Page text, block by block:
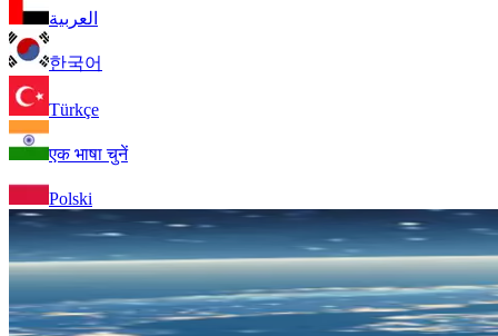
العربية
한국어
Türkçe
एक भाषा चुनें
Polski